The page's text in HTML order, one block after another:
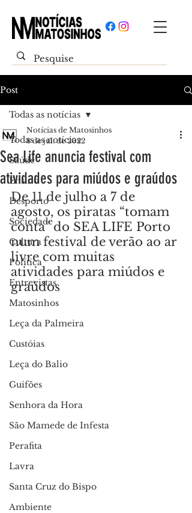
Post
Todas as notícias
Saúde
Ensino
Desporto
Sociedade
Cultura
Política
Entrevistas
Matosinhos
Leça da Palmeira
Custóias
Leça do Balio
Guifões
Senhora da Hora
São Mamede de Infesta
Perafita
Lavra
Santa Cruz do Bispo
Ambiente
Todas as notícias
Sea Life anuncia festival com
atividades para miúdos e graúdos
Notícias de Matosinhos
8 de jul. de 2022
De 11 de julho a 7 de
agosto, os piratas “tomam
conta” do SEA LIFE Porto
num festival de verão ao ar
livre com muitas
atividades para miúdos e
graúdos